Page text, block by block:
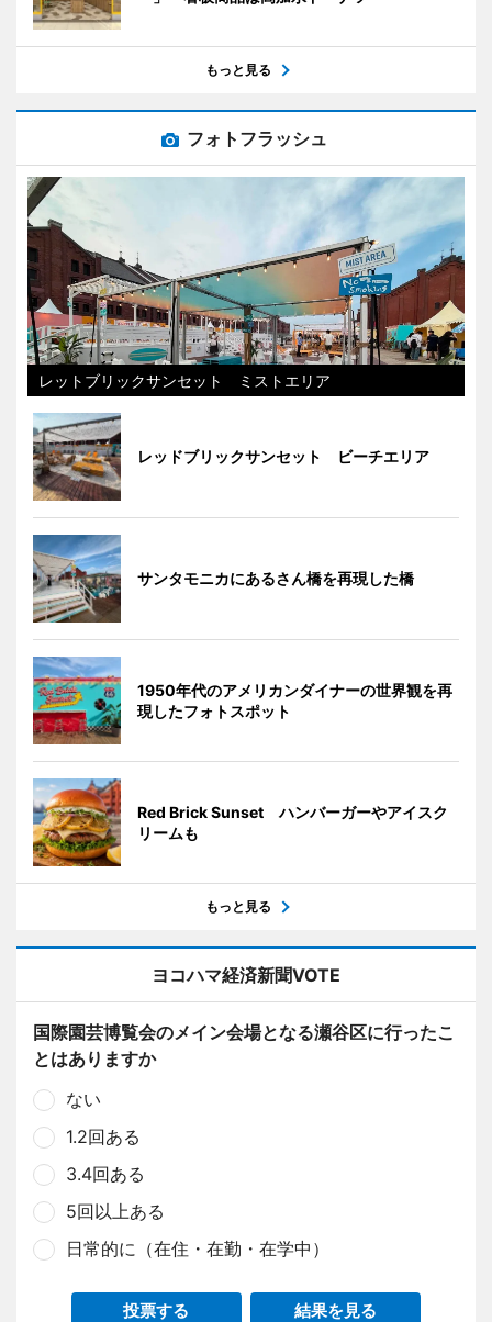
もっと見る
フォトフラッシュ
レットブリックサンセット ミストエリア
レッドブリックサンセット ビーチエリア
サンタモニカにあるさん橋を再現した橋
1950年代のアメリカンダイナーの世界観を再
現したフォトスポット
Red Brick Sunset ハンバーガーやアイスク
リームも
もっと見る
ヨコハマ経済新聞VOTE
国際園芸博覧会のメイン会場となる瀬谷区に行ったこ
とはありますか
ない
1.2回ある
3.4回ある
5回以上ある
日常的に（在住・在勤・在学中）
投票する 結果を見る